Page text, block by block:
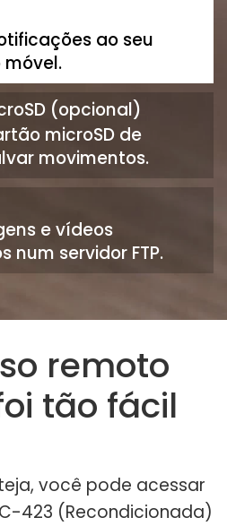
ao seu
móvel.
(opcional)
microSD de
movimentos.
e vídeos
num servidor FTP.
remoto
tão fácil
você pode acessar
423 (Recondicionada)